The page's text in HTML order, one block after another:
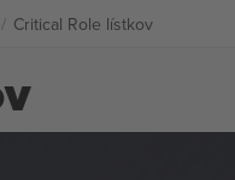
Critical Role lístkov